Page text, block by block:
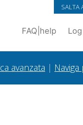
SALTA
FAQ help
avanzata |